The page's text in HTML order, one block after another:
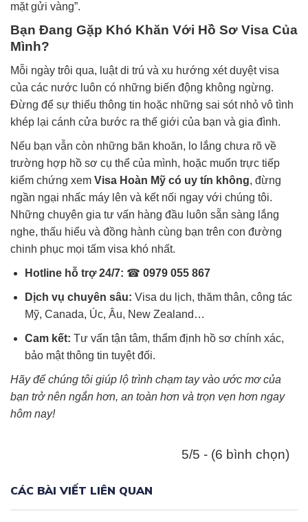
mặt gửi vàng”.
Bạn Đang Gặp Khó Khăn Với Hồ Sơ Visa Của
Mình?
Mỗi ngày trôi qua, luật di trú và xu hướng xét duyệt visa
của các nước luôn có những biến động không ngừng.
Đừng để sự thiếu thông tin hoặc những sai sót nhỏ vô tình
khép lại cánh cửa bước ra thế giới của bạn và gia đình.
Nếu bạn vẫn còn những băn khoăn, lo lắng chưa rõ về
trường hợp hồ sơ cụ thể của mình, hoặc muốn trực tiếp
kiểm chứng xem Visa Hoàn Mỹ có uy tín không, đừng
ngần ngại nhấc máy lên và kết nối ngay với chúng tôi.
Những chuyên gia tư vấn hàng đầu luôn sẵn sàng lắng
nghe, thấu hiểu và đồng hành cùng bạn trên con đường
chinh phục mọi tấm visa khó nhất.
Hotline hỗ trợ 24/7: ☎ 0979 055 867
Dịch vụ chuyên sâu: Visa du lịch, thăm thân, công tác
Mỹ, Canada, Úc, Âu, New Zealand…
Cam kết: Tư vấn tận tâm, thẩm định hồ sơ chính xác,
bảo mật thông tin tuyệt đối.
Hãy để chúng tôi giúp lộ trình chạm tay vào ước mơ của
bạn trở nên ngắn hơn, an toàn hơn và trọn vẹn hơn ngay
hôm nay!
5/5 - (6 bình chọn)
CÁC BÀI VIẾT LIÊN QUAN